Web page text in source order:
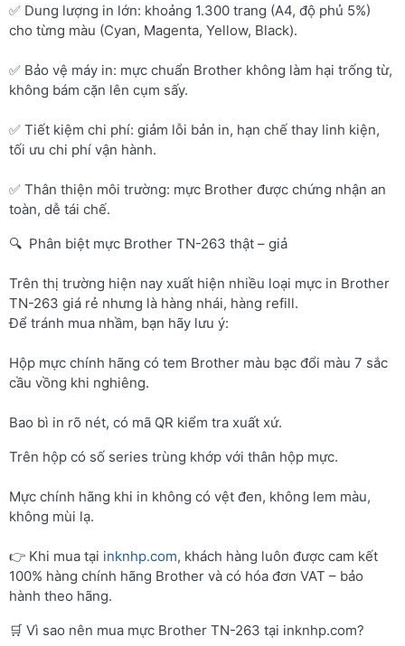
✅ Dung lượng in lớn: khoảng 1.300 trang (A4, độ phủ 5%)
cho từng màu (Cyan, Magenta, Yellow, Black).
✅ Bảo vệ máy in: mực chuẩn Brother không làm hại trống từ,
không bám cặn lên cụm sấy.
✅ Tiết kiệm chi phí: giảm lỗi bản in, hạn chế thay linh kiện,
tối ưu chi phí vận hành.
✅ Thân thiện môi trường: mực Brother được chứng nhận an
toàn, dễ tái chế.
🔍 Phân biệt mực Brother TN-263 thật – giả
Trên thị trường hiện nay xuất hiện nhiều loại mực in Brother
TN-263 giá rẻ nhưng là hàng nhái, hàng refill.
Để tránh mua nhầm, bạn hãy lưu ý:
Hộp mực chính hãng có tem Brother màu bạc đổi màu 7 sắc
cầu vồng khi nghiêng.
Bao bì in rõ nét, có mã QR kiểm tra xuất xứ.
Trên hộp có số series trùng khớp với thân hộp mực.
Mực chính hãng khi in không có vệt đen, không lem màu,
không mùi lạ.
👉 Khi mua tại inknhp.com, khách hàng luôn được cam kết
100% hàng chính hãng Brother và có hóa đơn VAT – bảo
hành theo hãng.
🛒 Vì sao nên mua mực Brother TN-263 tại inknhp.com?